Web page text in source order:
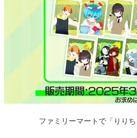
ファミリーマートで「りり